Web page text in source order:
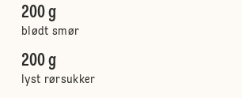
200 g
blødt smør
200 g
lyst rørsukker